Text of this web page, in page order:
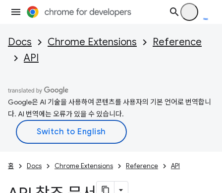
Docs Chrome Extensions
Reference
API
Google은 AI 기술을 사용하여 콘텐츠를 사용자의 기본 언어로 번역합니
다. AI 번역에는 오류가 있을 수 있습니다.
홈 Docs Chrome Extensions Reference API